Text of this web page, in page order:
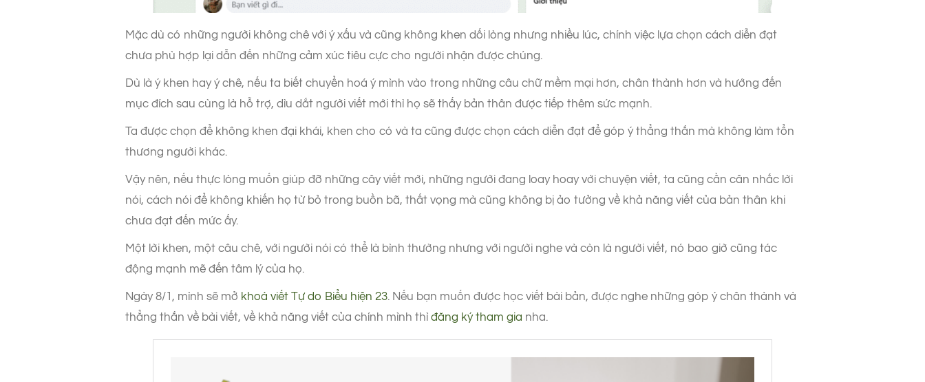
Mặc dù có những người không chê với ý xấu và cũng không khen dối lòng nhưng nhiều lúc, chính việc lựa chọn cách diễn đạt
chưa phù hợp lại dẫn đến những cảm xúc tiêu cực cho người nhận được chúng.
Dù là ý khen hay ý chê, nếu ta biết chuyển hoá ý mình vào trong những câu chữ mềm mại hơn, chân thành hơn và hướng đến
mục đích sau cùng là hỗ trợ, dìu dắt người viết mới thì họ sẽ thấy bản thân được tiếp thêm sức mạnh.
Ta được chọn để không khen đại khái, khen cho có và ta cũng được chọn cách diễn đạt để góp ý thẳng thắn mà không làm tổn
thương người khác.
Vậy nên, nếu thực lòng muốn giúp đỡ những cây viết mới, những người đang loay hoay với chuyện viết, ta cũng cần cân nhắc lời
nói, cách nói để không khiến họ từ bỏ trong buồn bã, thất vọng mà cũng không bị ảo tưởng về khả năng viết của bản thân khi
chưa đạt đến mức ấy.
Một lời khen, một câu chê, với người nói có thể là bình thường nhưng với người nghe và còn là người viết, nó bao giờ cũng tác
động mạnh mẽ đến tâm lý của họ.
Ngày 8/1, mình sẽ mở khoá viết Tự do Biểu hiện 23. Nếu bạn muốn được học viết bài bản, được nghe những góp ý chân thành và
thẳng thắn về bài viết, về khả năng viết của chính mình thì đăng ký tham gia nha.